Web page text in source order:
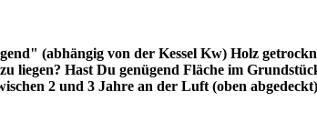
(abhängig von der Kessel Kw) Holz
liegen? Hast Du genügend Fläche im
2 und 3 Jahre an der Luft (oben